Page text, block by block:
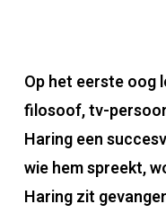
Op het eerste oog
filosoof, tv-
Haring een
wie hem spreekt,
Haring zit